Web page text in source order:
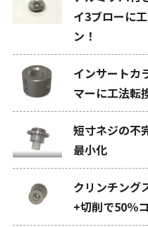
イ3ブローに
ン！
インサートカ
マーに工法転
短寸ネジの不
最小化
クリンチング
+切削で50％